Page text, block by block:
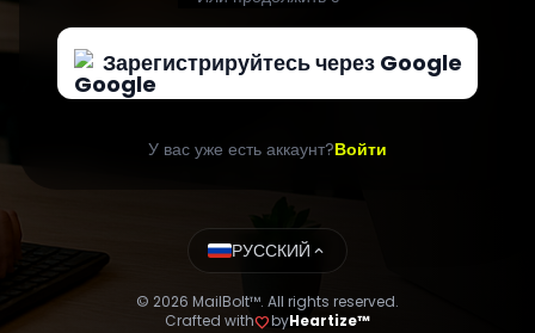
Зарегистрируйтесь через Google
У вас уже есть аккаунт?Войти
РУССКИЙ expand_less
© 2026 MailBolt™. All rights reserved.
Crafted withfavoritebyHeartize™